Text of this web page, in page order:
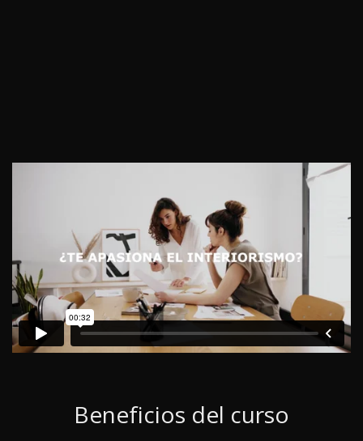
Beneficios del curso